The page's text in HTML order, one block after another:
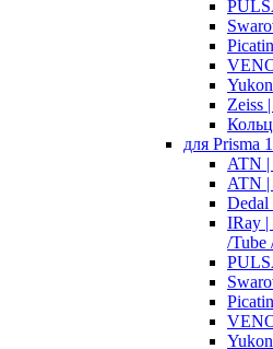
Zeiss
для Prisma
ATN
ATN |
Dedal
IRay |
/Tube